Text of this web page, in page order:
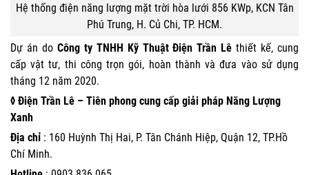
Hệ thống điện năng lượng mặt trời hòa lưới 856 KWp, KCN Tân
Phú Trung, H. Củ Chi, TP. HCM.
Dự án do Công ty TNHH Kỹ Thuật Điện Trần Lê thiết kế, cung
cấp vật tư, thi công trọn gói, hoàn thành và đưa vào sử dụng
tháng 12 năm 2020.
◊ Điện Trần Lê – Tiên phong cung cấp giải pháp Năng Lượng
Xanh
Địa chỉ : 160 Huỳnh Thị Hai, P. Tân Chánh Hiệp, Quận 12, TP.Hồ
Chí Minh.